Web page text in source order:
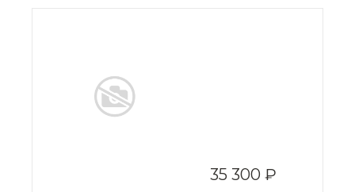
35 300 ₽